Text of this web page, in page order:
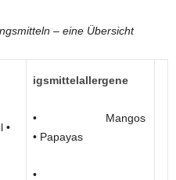
– eine Übersicht
igsmittelallergene
• Mangos
• Papayas
•